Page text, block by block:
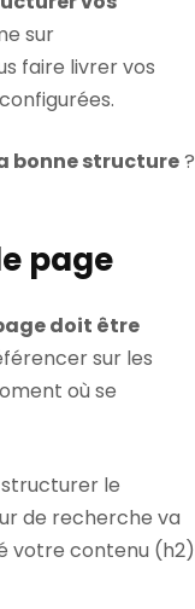
sur
faire livrer vos
bonne structure?
page
doit être
sur les
où se
le
de recherche va
votre contenu (h2)